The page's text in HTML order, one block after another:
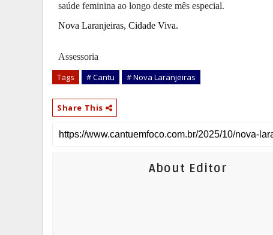
saúde feminina ao longo deste mês especial.
Nova Laranjeiras, Cidade Viva.
Assessoria
Tags # Cantu # Nova Laranjeiras
Share This
About Editor